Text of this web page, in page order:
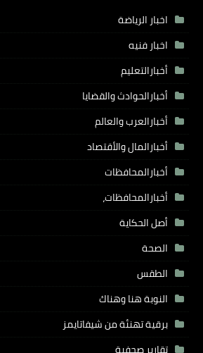
اخبار الرياضة
اخبار فنيه
أخبارالتعليم
أخبارالحوادث والقضايا
أخبارالعرب والعالم
أخبارالمال والأقتصاد
أخبارالمحافظات
أخبارالمحافظات،
أصل الحكاية
الصحة
الطقس
النوبة هنا وهناك
برقية تهنئة من شيفاتايمز
تقارير صحفية